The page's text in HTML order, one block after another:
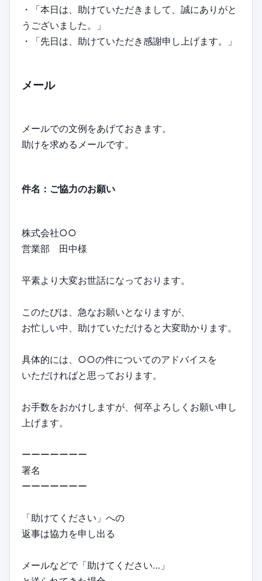
・「本日は、助けていただきまして、誠にありがと
うございました。」
・「先日は、助けていただき感謝申し上げます。」
メール
メールでの文例をあげておきます。
助けを求めるメールです。
件名：ご協力のお願い
株式会社○○
営業部 田中様
平素より大変お世話になっております。
このたびは、急なお願いとなりますが、
お忙しい中、助けていただけると大変助かります。
具体的には、○○の件についてのアドバイスを
いただければと思っております。
お手数をおかけしますが、何卒よろしくお願い申し
上げます。
ーーーーーーー
署名
ーーーーーーー
「助けてください」への
返事は協力を申し出る
メールなどで「助けてください…」